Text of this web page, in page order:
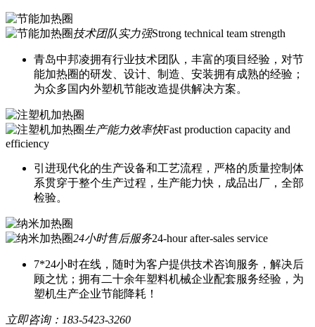
技术团队实力强Strong technical team strength
青岛中邦凌拥有行业技术团队，丰富的项目经验，对节
能加热圈的研发、设计、制造、安装拥有成熟的经验；
为众多国内外塑机节能改造提供解决方案。
生产能力效率快Fast production capacity and
efficiency
引进现代化的生产设备和工艺流程，严格的质量控制体
系贯穿于整个生产过程，生产能力快，成品出厂，全部
检验。
24小时售后服务24-hour after-sales service
7*24小时在线，随时为客户提供技术咨询服务，解决后
顾之忧；拥有二十余年塑料机械企业配套服务经验，为
塑机生产企业节能降耗！
立即咨询： 183-5423-3260